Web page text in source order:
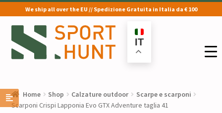
We ship all over the EU // Spedizione Gratuita in Italia da € 100
Vai
alla
navigazione
Vai
al
contenuto
IT
Home Shop Calzature outdoor
Scarpe e scarponi
Scarponi Crispi Lapponia Evo GTX Adventure taglia 41